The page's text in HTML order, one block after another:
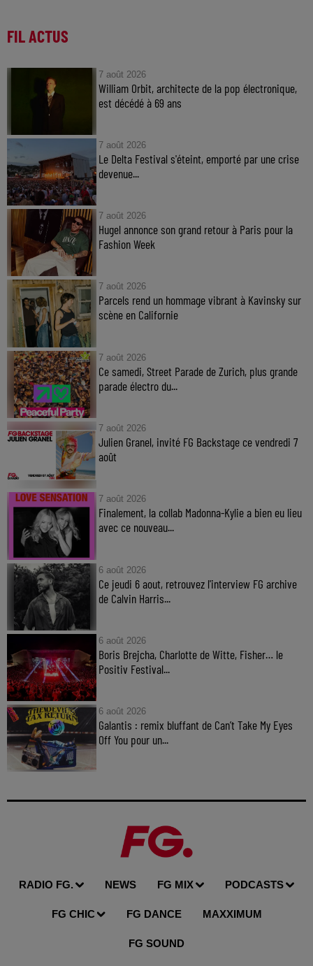
FIL ACTUS
7 août 2026
William Orbit, architecte de la pop électronique,
est décédé à 69 ans
7 août 2026
Le Delta Festival s'éteint, emporté par une crise
devenue...
7 août 2026
Hugel annonce son grand retour à Paris pour la
Fashion Week
7 août 2026
Parcels rend un hommage vibrant à Kavinsky sur
scène en Californie
7 août 2026
Ce samedi, Street Parade de Zurich, plus grande
parade électro du...
7 août 2026
Julien Granel, invité FG Backstage ce vendredi 7
août
7 août 2026
Finalement, la collab Madonna-Kylie a bien eu lieu
avec ce nouveau...
6 août 2026
Ce jeudi 6 aout, retrouvez l'interview FG archive
de Calvin Harris...
6 août 2026
Boris Brejcha, Charlotte de Witte, Fisher… le
Positiv Festival...
6 août 2026
Galantis : remix bluffant de Can’t Take My Eyes
Off You pour un...
RADIO FG. NEWS FG MIX PODCASTS
FG CHIC FG DANCE MAXXIMUM
FG SOUND